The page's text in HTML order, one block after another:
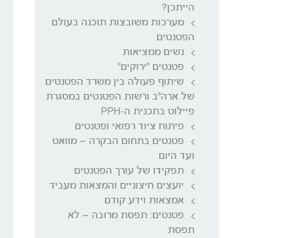
הייתכן?
מערכות משובצות תוכנה בעולם
הפטנטים
נשים ממציאות
פטנטים "ירוקים"
שיתוף פעולה בין משרד הפטנטים
של ארה"ב ורשות הפטנטים במסגרת
פיילוט בתכנית ה-PPH
פיתוח ציוד רפואי ופטנטים
פטנטים בתחום הבקרה – מוואט
ועד היום
תפקידו של עורך הפטנטים
יועצים חיצוניים והמצאות מעביד
אמצאות וידע קודם
פטנטים: תפסת מרובה – לא
תפסת